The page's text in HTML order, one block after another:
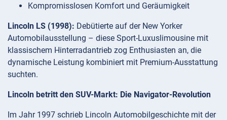
Kompromisslosen Komfort und Geräumigkeit
Lincoln LS (1998): Debütierte auf der New Yorker
Automobilausstellung – diese Sport-Luxuslimousine mit
klassischem Hinterradantrieb zog Enthusiasten an, die
dynamische Leistung kombiniert mit Premium-Ausstattung
suchten.
Lincoln betritt den SUV-Markt: Die Navigator-Revolution
Im Jahr 1997 schrieb Lincoln Automobilgeschichte mit der